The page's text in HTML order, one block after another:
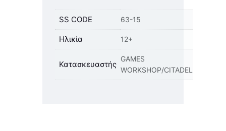
SS CODE 63-15
Ηλικία 12+
Κατασκευαστής
GAMES
WORKSHOP/CITADEL